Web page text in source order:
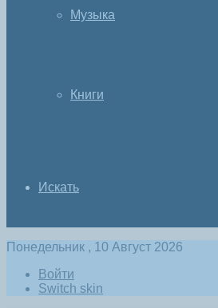
Музыка
Книги
Искать
Понедельник , 10 Август 2026
Войти
Switch skin